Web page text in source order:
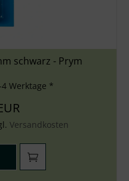
schwarz - Prym
Werktage *
Versandkosten